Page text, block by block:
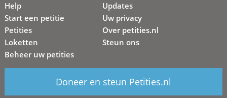
Help
Start een petitie
Petities
Loketten
Beheer uw petities
Updates
Uw privacy
Over petities.nl
Steun ons
Doneer en steun Petities.nl